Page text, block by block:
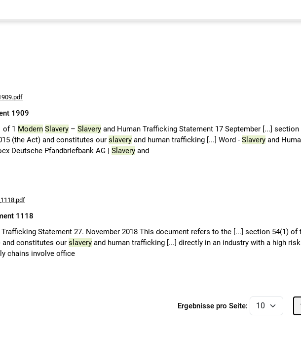
1909
of 1 Modern Slavery – Slavery and Human Trafficking Statement 17 September [...] section
(the Act) and constitutes our slavery and human trafficking [...] Word - Slavery and
Deutsche Pfandbriefbank AG | Slavery and
1118
Trafficking Statement 27. November 2018 This document refers to the [...] section 54(1) of
and constitutes our slavery and human trafficking [...] directly in an industry with a high
chains involve office
Ergebnisse pro Seite: